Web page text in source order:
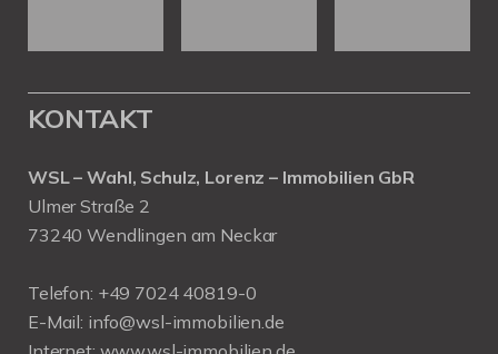
KONTAKT
WSL – Wahl, Schulz, Lorenz – Immobilien GbR
Ulmer Straße 2
73240 Wendlingen am Neckar
Telefon: +49 7024 40819-0
E-Mail: info@wsl-immobilien.de